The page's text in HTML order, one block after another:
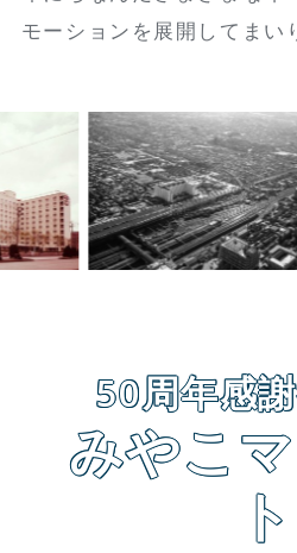
モーションを展開してまい
50周年感
みやこ
ト